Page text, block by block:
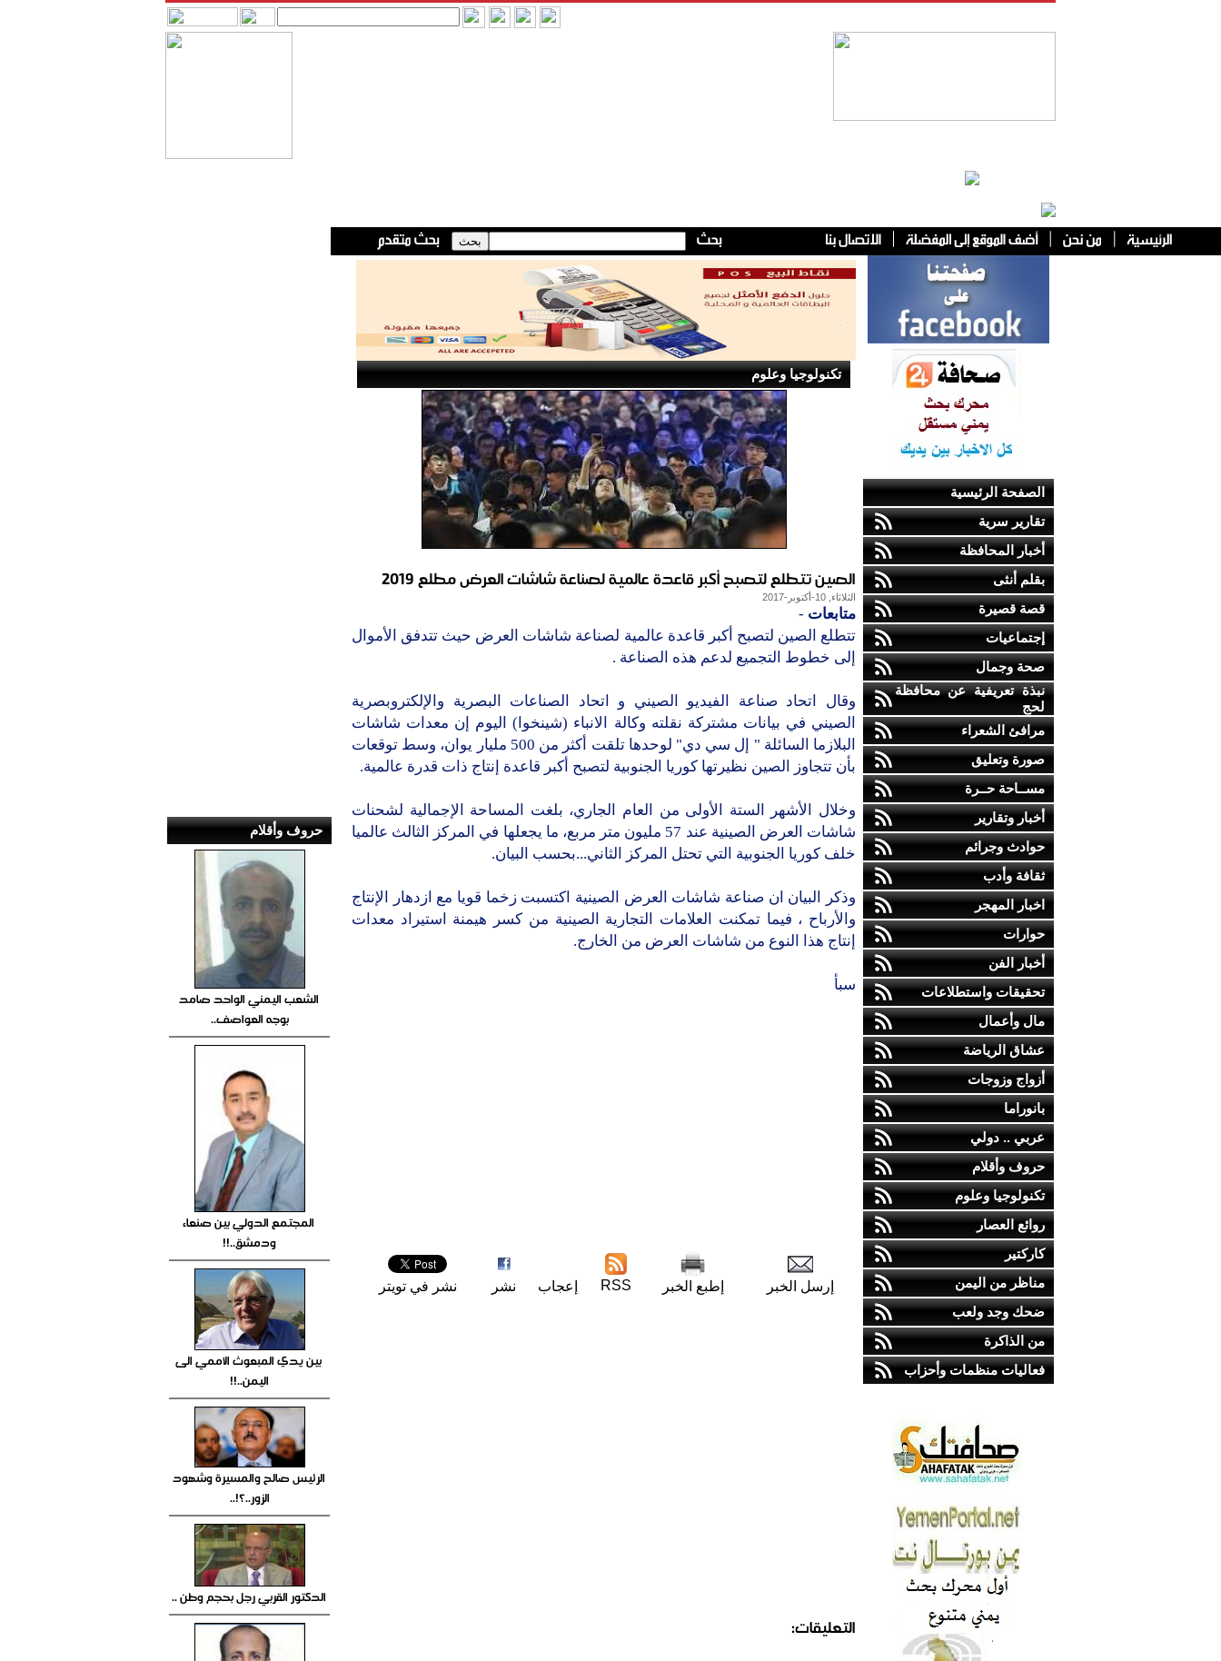
الصفحة الرئيسية
تقارير سرية
أخبار المحافظة
بقلم أنثى
قصة قصيرة
إجتماعيات
صحة وجمال
نبذة تعريفية عن محافظة
لحج
مرافئ الشعراء
صورة وتعليق
مســاحة حــرة
أخبار وتقارير
حوادث وجرائم
ثقافة وأدب
اخبار المهجر
حوارات
أخبار الفن
تحقيقات واستطلاعات
مال وأعمال
عشاق الرياضة
أزواج وزوجات
بانوراما
عربي .. دولي
حروف وأقلام
تكنولوجيا وعلوم
روائع العصار
كاركتير
مناظر من اليمن
ضحك وجد ولعب
من الذاكرة
فعاليات منظمات وأحزاب
تكنولوجيا وعلوم
الصين تتطلع لتصبح أكبر قاعدة عالمية لصناعة شاشات العرض مطلع 2019
الثلاثاء, 10-أكتوبر-2017
متابعات -
تتطلع الصين لتصبح أكبر قاعدة عالمية لصناعة شاشات العرض حيث تتدفق الأموال
إلى خطوط التجميع لدعم هذه الصناعة .
وقال اتحاد صناعة الفيديو الصيني و اتحاد الصناعات البصرية والإلكتروبصرية
الصيني في بيانات مشتركة نقلته وكالة الانباء (شينخوا) اليوم إن معدات شاشات
البلازما السائلة " إل سي دي" لوحدها تلقت أكثر من 500 مليار يوان، وسط توقعات
بأن تتجاوز الصين نظيرتها كوريا الجنوبية لتصبح أكبر قاعدة إنتاج ذات قدرة عالمية.
وخلال الأشهر الستة الأولى من العام الجاري، بلغت المساحة الإجمالية لشحنات
شاشات العرض الصينية عند 57 مليون متر مربع، ما يجعلها في المركز الثالث عالميا
خلف كوريا الجنوبية التي تحتل المركز الثاني...بحسب البيان.
وذكر البيان ان صناعة شاشات العرض الصينية اكتسبت زخما قويا مع ازدهار الإنتاج
والأرباح ، فيما تمكنت العلامات التجارية الصينية من كسر هيمنة استيراد معدات
إنتاج هذا النوع من شاشات العرض من الخارج.
سبأ
إرسل الخبر إطبع الخبر RSS إعجاب نشر نشر في تويتر
التعليقات:
حروف وأقلام
الشعب اليمني الواحد صامد
بوجه العواصف..
المجتمع الدولي بين صنعاء
ودمشق..!!
بين يدي المبعوث الأممي الى
اليمن..!!
الرئيس صالح والمسيرة وشهود
الزور..؟!..
الدكتور القربي رجل بحجم وطن ..